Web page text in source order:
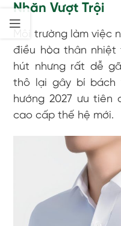
Nhăn Vượt Trội
Môi trường làm việc
điều hòa thân nhiệt
hút nhưng rất dễ
thô lại gây bí bách
hướng 2027 ưu tiên
cao cấp thế hệ mới.